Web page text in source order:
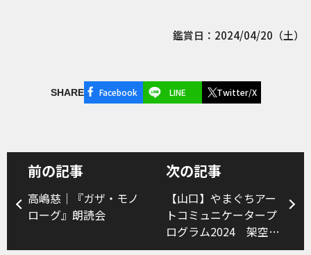
鑑賞日：2024/04/20（土）
SHARE Facebook LINE Twitter/X
前の記事
高嶋慈｜『ガザ・モノ
ローグ』朗読会
次の記事
【山口】やまぐちアー
トコミュニケータープ
ログラム2024 架空の
学校「アルスコーレ」